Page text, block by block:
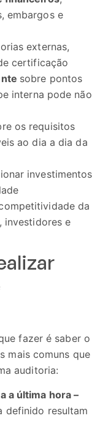
embargos e
externas,
certificação
sobre pontos
interna pode não
os requisitos
ao dia a dia da
investimentos
da
investidores e
fazer é saber o
mais comuns que
auditoria:
a última hora –
definido resultam